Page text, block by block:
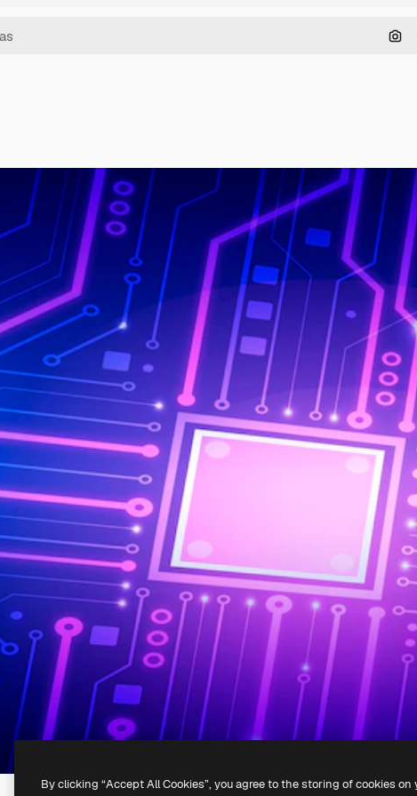
By clicking “Accept All Cookies”, you agree to the storing of cookies